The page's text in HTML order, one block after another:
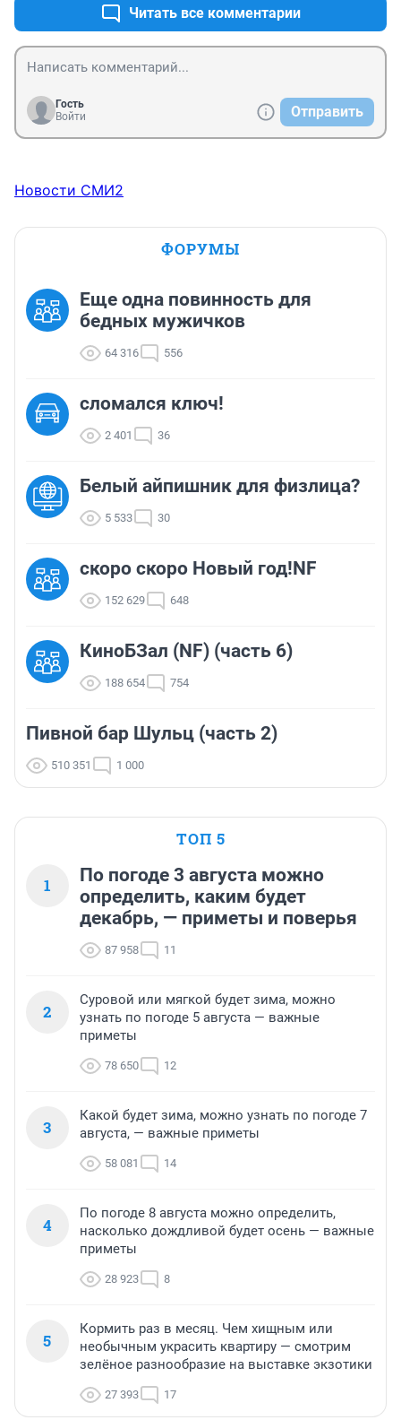
Читать все комментарии
Гость
Войти
Отправить
Новости СМИ2
ФОРУМЫ
Еще одна повинность для
бедных мужичков
64 316 556
сломался ключ!
2 401 36
Белый айпишник для физлица?
5 533 30
скоро скоро Новый год!NF
152 629 648
КиноБЗал (NF) (часть 6)
188 654 754
Пивной бар Шульц (часть 2)
510 351 1 000
ТОП 5
1
По погоде 3 августа можно
определить, каким будет
декабрь, — приметы и поверья
87 958 11
2
Суровой или мягкой будет зима, можно
узнать по погоде 5 августа — важные
приметы
78 650 12
3
Какой будет зима, можно узнать по погоде 7
августа, — важные приметы
58 081 14
4
По погоде 8 августа можно определить,
насколько дождливой будет осень — важные
приметы
28 923 8
5
Кормить раз в месяц. Чем хищным или
необычным украсить квартиру — смотрим
зелёное разнообразие на выставке экзотики
27 393 17